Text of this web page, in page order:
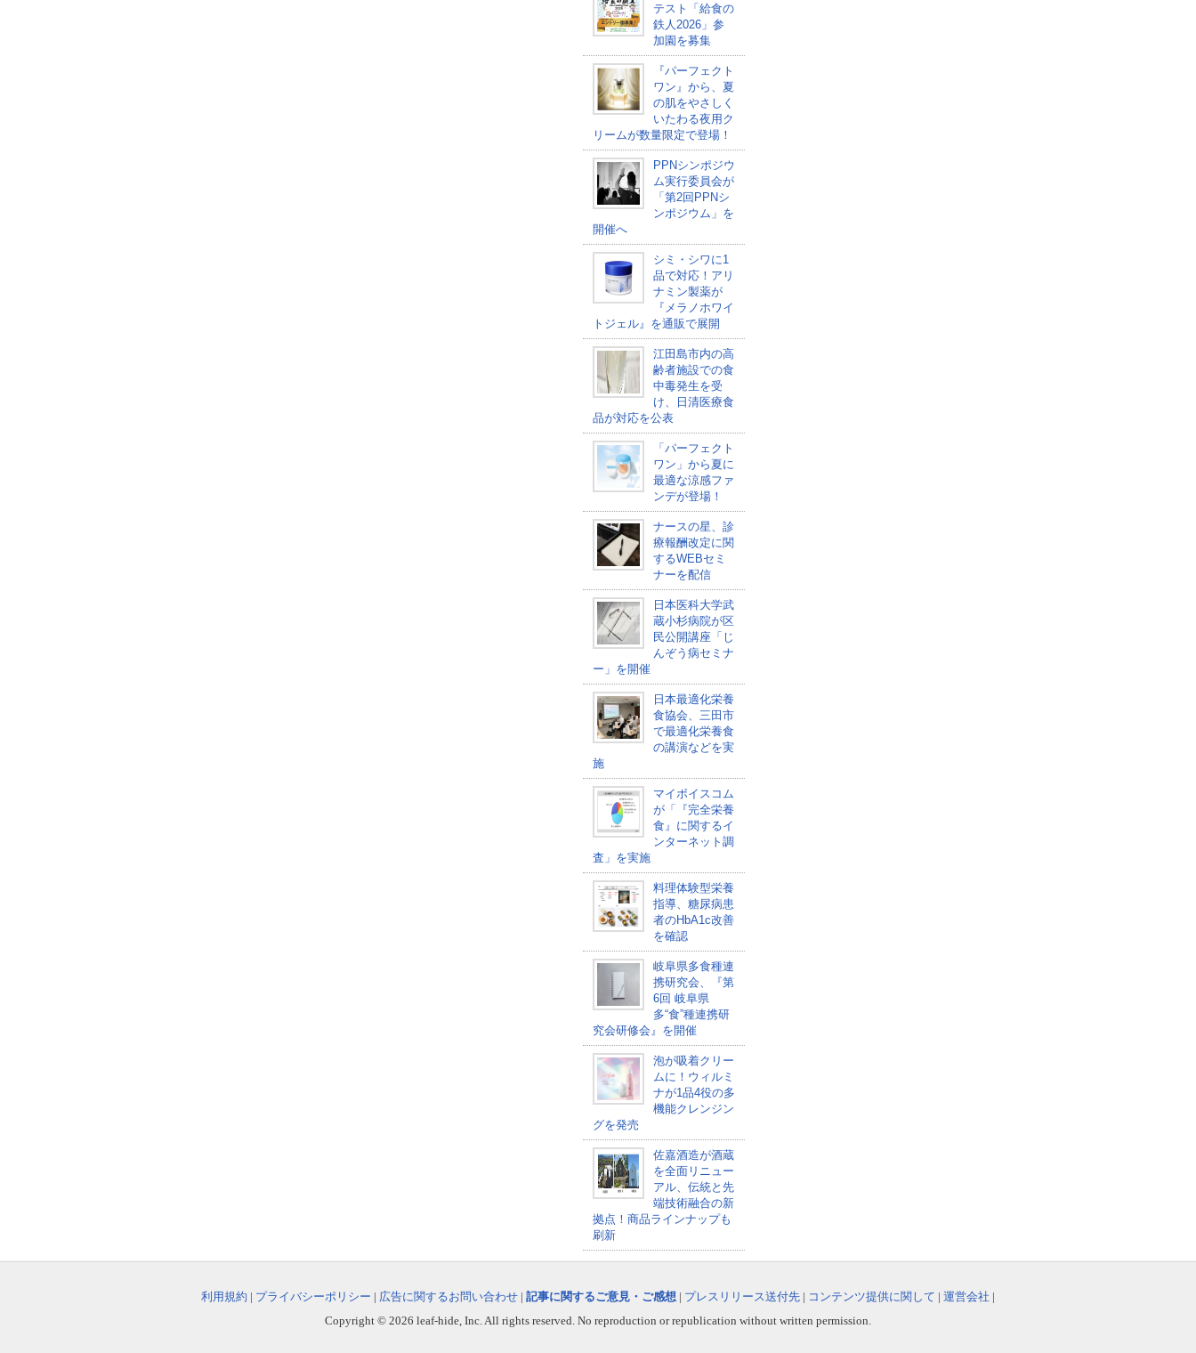
テスト「給食の
鉄人2026」参
加園を募集
『パーフェクト
ワン』から、夏
の肌をやさしく
いたわる夜用ク
リームが数量限定で登場！
PPNシンポジウ
ム実行委員会が
「第2回PPNシ
ンポジウム」を
開催へ
シミ・シワに1
品で対応！アリ
ナミン製薬が
『メラノホワイ
トジェル』を通販で展開
江田島市内の高
齢者施設での食
中毒発生を受
け、日清医療食
品が対応を公表
「パーフェクト
ワン」から夏に
最適な涼感ファ
ンデが登場！
ナースの星、診
療報酬改定に関
するWEBセミ
ナーを配信
日本医科大学武
蔵小杉病院が区
民公開講座「じ
んぞう病セミナ
ー」を開催
日本最適化栄養
食協会、三田市
で最適化栄養食
の講演などを実
施
マイボイスコム
が「『完全栄養
食』に関するイ
ンターネット調
査」を実施
料理体験型栄養
指導、糖尿病患
者のHbA1c改善
を確認
岐阜県多食種連
携研究会、『第
6回 岐阜県
多“食”種連携研
究会研修会』を開催
泡が吸着クリー
ムに！ウィルミ
ナが1品4役の多
機能クレンジン
グを発売
佐嘉酒造が酒蔵
を全面リニュー
アル、伝統と先
端技術融合の新
拠点！商品ラインナップも
刷新
利用規約 | プライバシーポリシー | 広告に関するお問い合わせ | 記事に関するご意見・ご感想 | プレスリリース送付先 | コンテンツ提供に関して | 運営会社 |
Copyright © 2026 leaf-hide, Inc. All rights reserved. No reproduction or republication without written permission.